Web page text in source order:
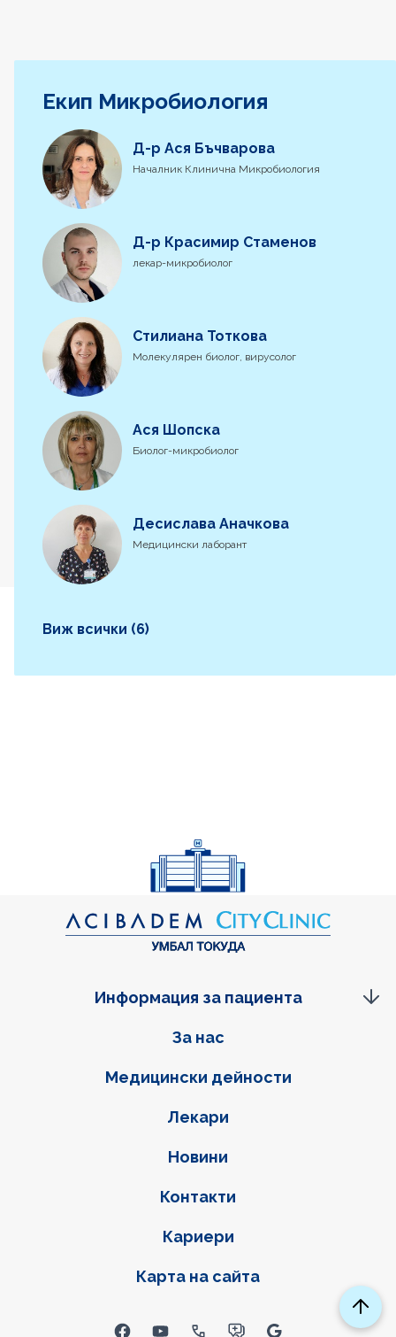
Екип Микробиология
Д-р Ася Бъчварова
Началник Клинична Микробиология
Д-р Красимир Стаменов
лекар-микробиолог
Стилиана Тоткова
Молекулярен биолог, вирусолог
Ася Шопска
Биолог-микробиолог
Десислава Аначкова
Медицински лаборант
Виж всички (6)
Фуутер навигация
За нас
Медицински дейности
Лекари
Новини
Контакти
Кариери
Карта на сайта
Информация за пациента
Social links